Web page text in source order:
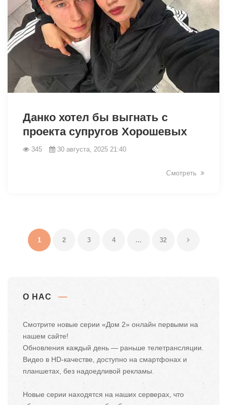
Данко хотел бы выгнать с
проекта супругов Хорошевых
345 30 августа, 2025 21:40
Смотреть
1 2 3 4 … 32
О НАС
Смотрите новые серии «Дом 2» онлайн первыми на
нашем сайте!
Обновления каждый день — раньше телетрансляции.
Видео в HD-качестве, доступно на смартфонах и
планшетах, без надоедливой рекламы.
Новые серии находятся на наших серверах, что